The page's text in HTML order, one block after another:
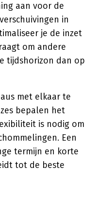
aan voor de
in
je de inzet
om andere
tijdshorizon dan op
met elkaar te
bepalen het
is nodig om
Een
termijn en korte
tot de beste